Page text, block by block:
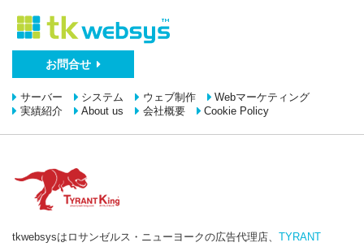
お問合せ
サーバー システム ウェブ制作
Webマーケティング
実績紹介
About us 会社概要 Cookie Policy
tkwebsysはロサンゼルス・ニューヨークの広告代理店、 TYRANT